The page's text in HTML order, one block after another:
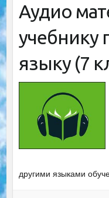
Аудио
учебнику
языку (7
другими языками